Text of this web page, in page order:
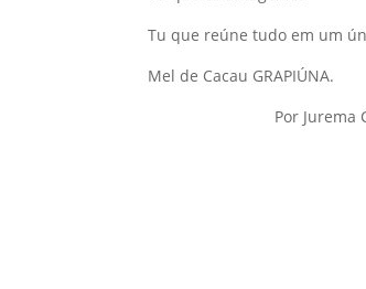
Tu que reúne tudo em um
Mel de Cacau GRAPIÚNA.
Por Jurema